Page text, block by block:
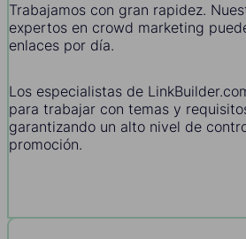
Trabajamos con gran rapidez.
expertos en crowd marketing
enlaces por día.
Los especialistas de
para trabajar con temas y
garantizando un alto nivel de
promoción.